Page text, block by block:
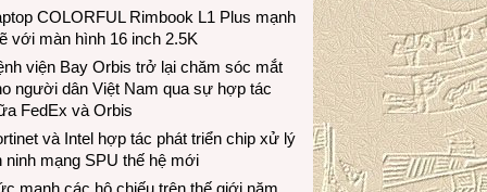
COLORFUL Rimbook L1 Plus mạnh
với màn hình 16 inch 2.5K
viện Bay Orbis trở lại chăm sóc mắt
người dân Việt Nam qua sự hợp tác
FedEx và Orbis
và Intel hợp tác phát triển chip xử lý
ninh mạng SPU thế hệ mới
mạnh các hộ chiếu trên thế giới năm